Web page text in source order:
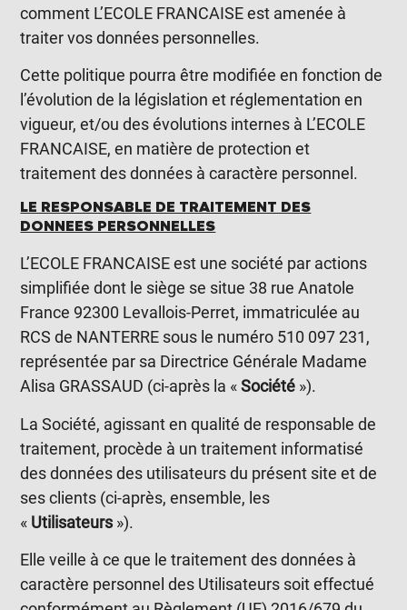
comment L’ECOLE FRANCAISE est amenée à
traiter vos données personnelles.
Cette politique pourra être modifiée en fonction de
l’évolution de la législation et réglementation en
vigueur, et/ou des évolutions internes à L’ECOLE
FRANCAISE, en matière de protection et
traitement des données à caractère personnel.
LE RESPONSABLE DE TRAITEMENT DES
DONNEES PERSONNELLES
L’ECOLE FRANCAISE est une société par actions
simplifiée dont le siège se situe 38 rue Anatole
France 92300 Levallois-Perret, immatriculée au
RCS de NANTERRE sous le numéro 510 097 231,
représentée par sa Directrice Générale Madame
Alisa GRASSAUD (ci-après la «Société »).
La Société, agissant en qualité de responsable de
traitement, procède à un traitement informatisé
des données des utilisateurs du présent site et de
ses clients (ci-après, ensemble, les
« Utilisateurs »).
Elle veille à ce que le traitement des données à
caractère personnel des Utilisateurs soit effectué